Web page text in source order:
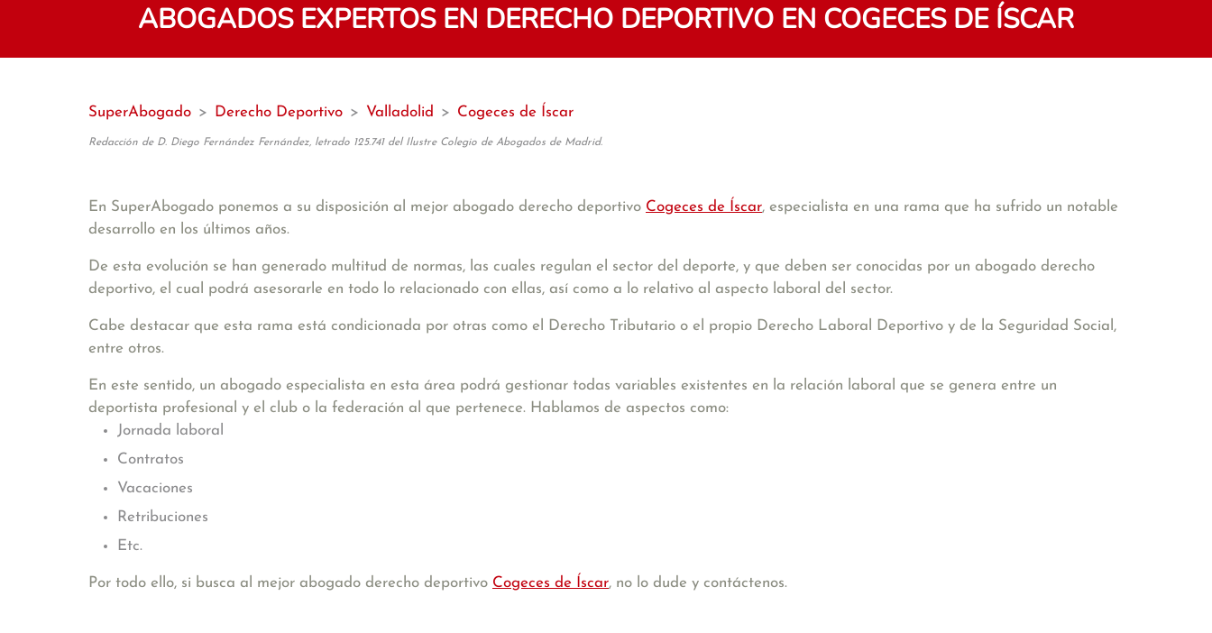
ABOGADOS EXPERTOS EN DERECHO DEPORTIVO EN COGECES DE ÍSCAR
SuperAbogado > Derecho Deportivo > Valladolid > Cogeces de Íscar
Redacción de D. Diego Fernández Fernández, letrado 125.741 del Ilustre Colegio de Abogados de Madrid.
En SuperAbogado ponemos a su disposición al mejor abogado derecho deportivo Cogeces de Íscar, especialista en una rama que ha sufrido un notable
desarrollo en los últimos años.
De esta evolución se han generado multitud de normas, las cuales regulan el sector del deporte, y que deben ser conocidas por un abogado derecho
deportivo, el cual podrá asesorarle en todo lo relacionado con ellas, así como a lo relativo al aspecto laboral del sector.
Cabe destacar que esta rama está condicionada por otras como el Derecho Tributario o el propio Derecho Laboral Deportivo y de la Seguridad Social,
entre otros.
En este sentido, un abogado especialista en esta área podrá gestionar todas variables existentes en la relación laboral que se genera entre un
deportista profesional y el club o la federación al que pertenece. Hablamos de aspectos como:
Jornada laboral
Contratos
Vacaciones
Retribuciones
Etc.
Por todo ello, si busca al mejor abogado derecho deportivo Cogeces de Íscar, no lo dude y contáctenos.